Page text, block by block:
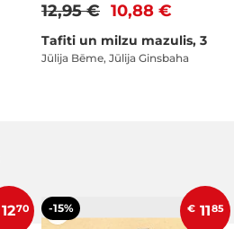
10,88 €
12,95 €
Tafiti un milzu mazulis, 3
Jūlija Bēme, Jūlija Ginsbaha
1270 -15% € 1185